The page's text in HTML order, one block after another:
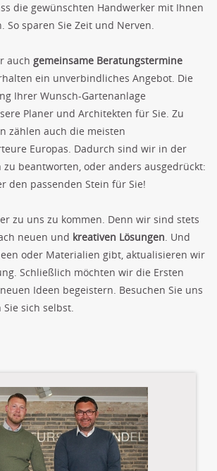
die gewünschten Handwerker mit Ihnen
So sparen Sie Zeit und Nerven.
auch gemeinsame Beratungstermine
ein unverbindliches Angebot. Die
Ihrer Wunsch-Gartenanlage
Planer und Architekten für Sie. Zu
zählen auch die meisten
Europas. Dadurch sind wir in der
zu beantworten, oder anders ausgedrückt:
den passenden Stein für Sie!
zu uns zu kommen. Denn wir sind stets
neuen und kreativen Lösungen. Und
oder Materialien gibt, aktualisieren wir
Schließlich möchten wir die Ersten
Ideen begeistern. Besuchen Sie uns
sich selbst.